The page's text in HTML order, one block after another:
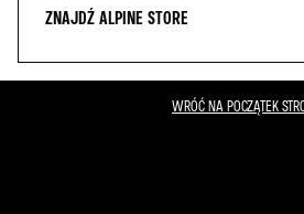
ZNAJDŹ ALPINE STORE
WRÓĆ NA POCZĄTEK